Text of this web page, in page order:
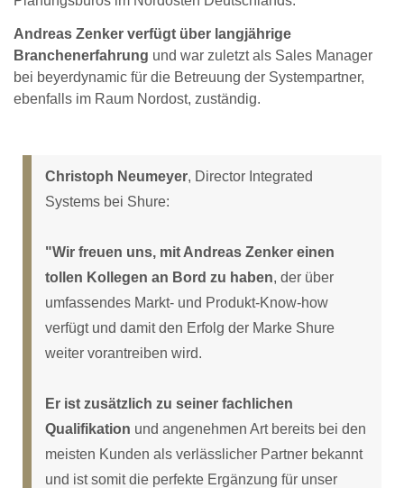
Andreas Zenker verfügt über langjährige
Branchenerfahrung und war zuletzt als Sales Manager
bei beyerdynamic für die Betreuung der Systempartner,
ebenfalls im Raum Nordost, zuständig.
Christoph Neumeyer, Director Integrated
Systems bei Shure:
"Wir freuen uns, mit Andreas Zenker einen
tollen Kollegen an Bord zu haben, der über
umfassendes Markt- und Produkt-Know-how
verfügt und damit den Erfolg der Marke Shure
weiter vorantreiben wird.
Er ist zusätzlich zu seiner fachlichen
Qualifikation und angenehmen Art bereits bei den
meisten Kunden als verlässlicher Partner bekannt
und ist somit die perfekte Ergänzung für unser